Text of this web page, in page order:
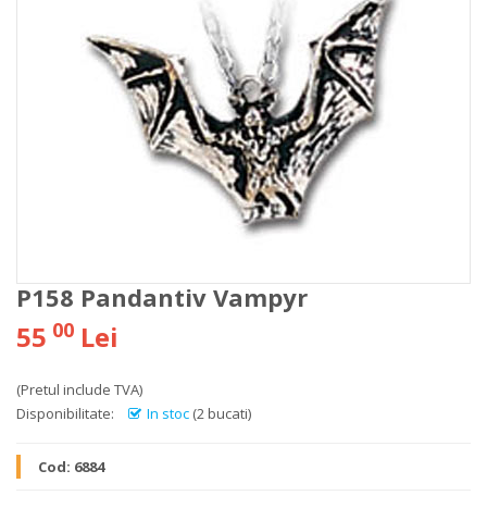
P158 Pandantiv Vampyr
55 00 Lei
(Pretul include TVA)
Disponibilitate:
In stoc (2 bucati)
Cod: 6884